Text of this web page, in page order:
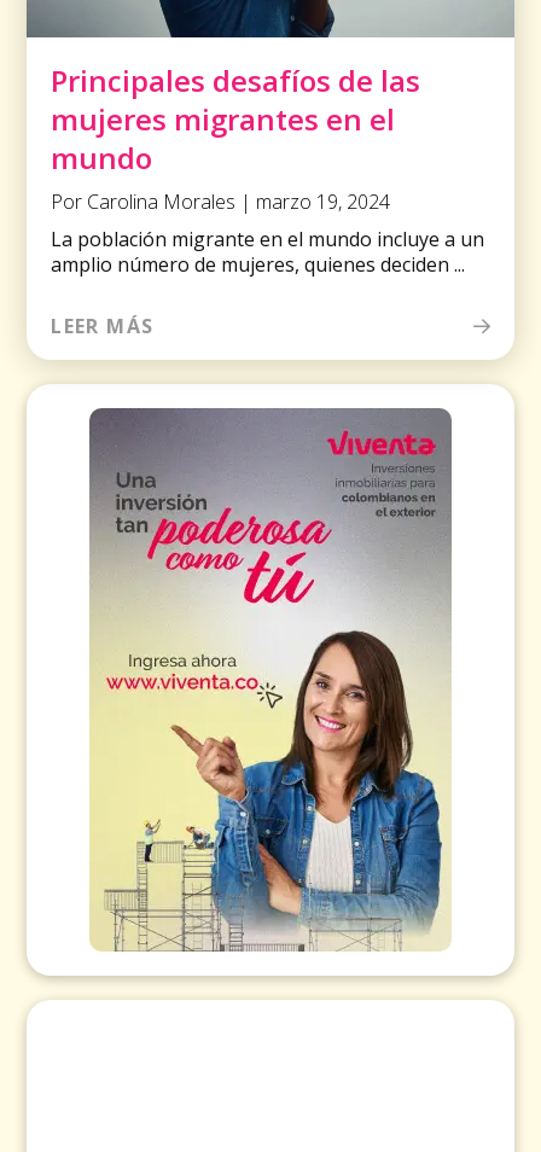
Principales desafíos de las
mujeres migrantes en el
mundo
Por Carolina Morales | marzo 19, 2024
La población migrante en el mundo incluye a un
amplio número de mujeres, quienes deciden ...
LEER MÁS